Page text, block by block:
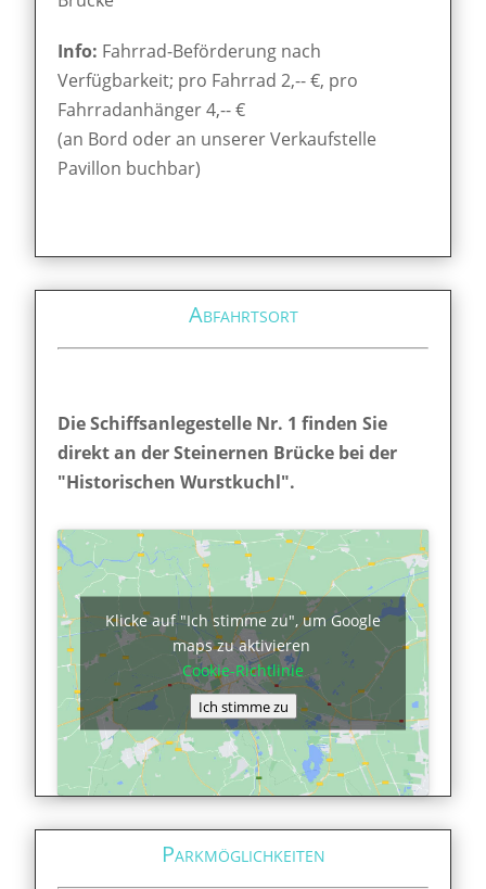
Info: Fahrrad-Beförderung nach
Verfügbarkeit; pro Fahrrad 2,-- €, pro
Fahrradanhänger 4,-- €
(an Bord oder an unserer Verkaufstelle
Pavillon buchbar)
Abfahrtsort
Die Schiffsanlegestelle Nr. 1 finden Sie
direkt an der Steinernen Brücke bei der
"Historischen Wurstkuchl".
Klicke auf "Ich stimme zu", um Google
maps zu aktivieren
Cookie-Richtlinie
Ich stimme zu
Parkmöglichkeiten